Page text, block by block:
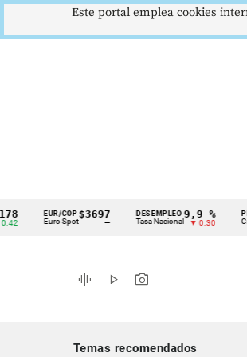
Cintillo
indicadores
económicos
EUR/COP
Euro Spot
$3697
—
DESEMPLEO
Tasa Nacional
9,9 %
▼ 0.30
PIB
Crec.
graphic_eq play_arrow photo_camera
Temas recomendados
Este portal emplea cookies